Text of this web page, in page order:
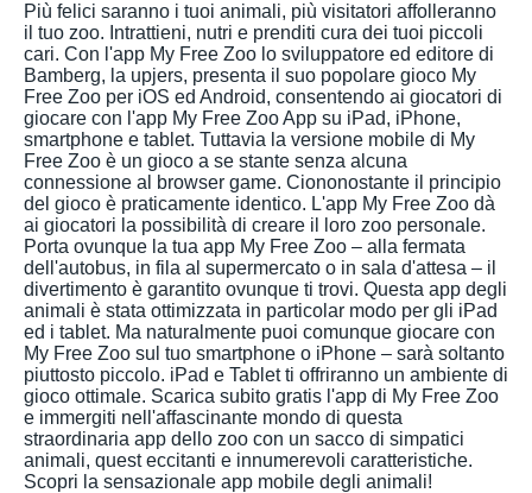
Più felici saranno i tuoi animali, più visitatori affolleranno
il tuo zoo. Intrattieni, nutri e prenditi cura dei tuoi piccoli
cari. Con l'app My Free Zoo lo sviluppatore ed editore di
Bamberg, la upjers, presenta il suo popolare gioco My
Free Zoo per iOS ed Android, consentendo ai giocatori di
giocare con l'app My Free Zoo App su iPad, iPhone,
smartphone e tablet. Tuttavia la versione mobile di My
Free Zoo è un gioco a se stante senza alcuna
connessione al browser game. Ciononostante il principio
del gioco è praticamente identico. L'app My Free Zoo dà
ai giocatori la possibilità di creare il loro zoo personale.
Porta ovunque la tua app My Free Zoo – alla fermata
dell'autobus, in fila al supermercato o in sala d'attesa – il
divertimento è garantito ovunque ti trovi. Questa app degli
animali è stata ottimizzata in particolar modo per gli iPad
ed i tablet. Ma naturalmente puoi comunque giocare con
My Free Zoo sul tuo smartphone o iPhone – sarà soltanto
piuttosto piccolo. iPad e Tablet ti offriranno un ambiente di
gioco ottimale. Scarica subito gratis l'app di My Free Zoo
e immergiti nell'affascinante mondo di questa
straordinaria app dello zoo con un sacco di simpatici
animali, quest eccitanti e innumerevoli caratteristiche.
Scopri la sensazionale app mobile degli animali!